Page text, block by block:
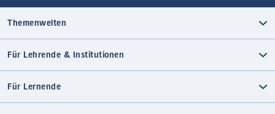
Themenwelten
Für Lehrende & Institutionen
Für Lernende